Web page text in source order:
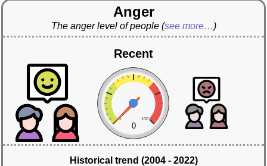
Anger
The anger level of people (see more…)
Recent
0 100
0
Historical trend (2004 - 2022)